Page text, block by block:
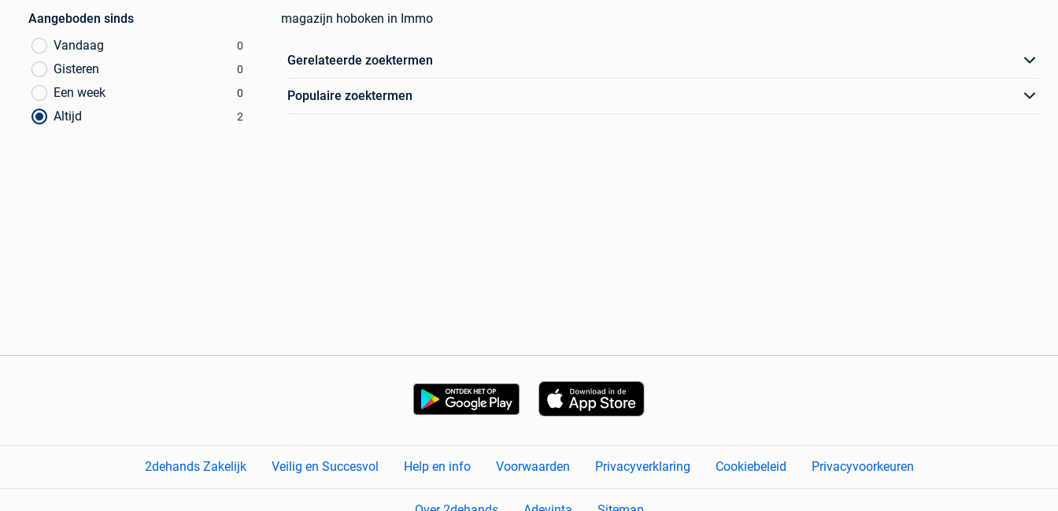
Aangeboden sinds
Vandaag
0
Gisteren 0
Een week 0
Altijd 2
magazijn hoboken in Immo
Gerelateerde zoektermen
Populaire zoektermen
2dehands Zakelijk Veilig en Succesvol Help en info Voorwaarden Privacyverklaring Cookiebeleid Privacyvoorkeuren